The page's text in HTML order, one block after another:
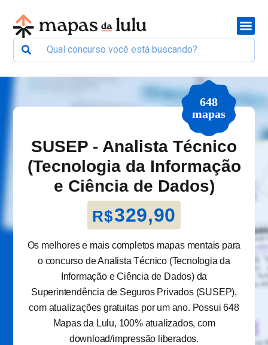
648
mapas
SUSEP - Analista Técnico
(Tecnologia da Informação
e Ciência de Dados)
R$329,90
Os melhores e mais completos mapas mentais para
o concurso de Analista Técnico (Tecnologia da
Informação e Ciência de Dados) da
Superintendência de Seguros Privados (SUSEP),
com atualizações gratuitas por um ano. Possui 648
Mapas da Lulu, 100% atualizados, com
download/impressão liberados.